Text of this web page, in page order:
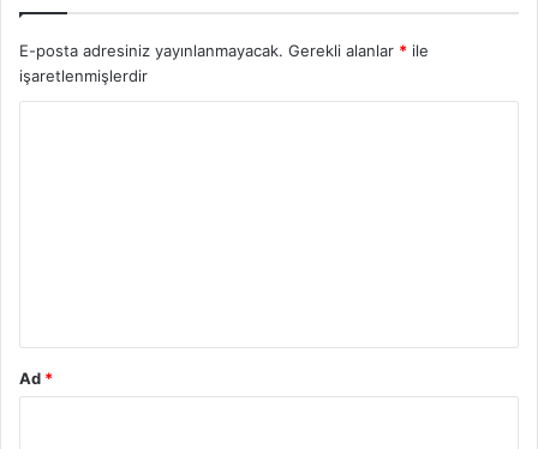
E-posta adresiniz yayınlanmayacak. Gerekli alanlar * ile
işaretlenmişlerdir
Ad *